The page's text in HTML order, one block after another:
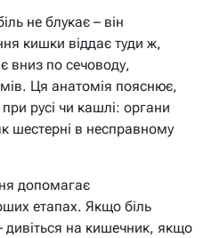
не блукає – він
кишки віддає туди ж,
вниз по сечоводу,
Ця анатомія пояснює,
русі чи кашлі: органи
шестерні в несправному
допомагає
етапах. Якщо біль
дивіться на кишечник, якщо